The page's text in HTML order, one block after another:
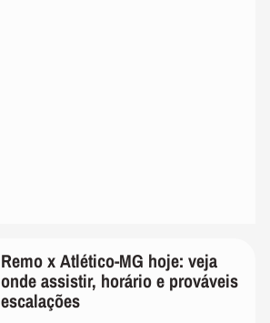
Remo x Atlético-MG hoje: veja
onde assistir, horário e prováveis
escalações